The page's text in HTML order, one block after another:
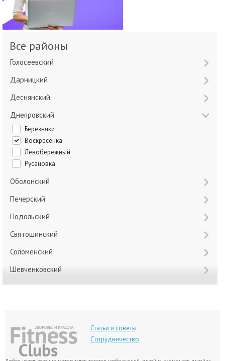
Все районы
Голосеевский
Дарницкий
Деснянский
Днепровский
Березняки
Воскресенка
Левобережный
Русановка
Оболонский
Печерский
Подольский
Святошинский
Соломенский
Шевченковский
Статьи и советы
Сотрудничество